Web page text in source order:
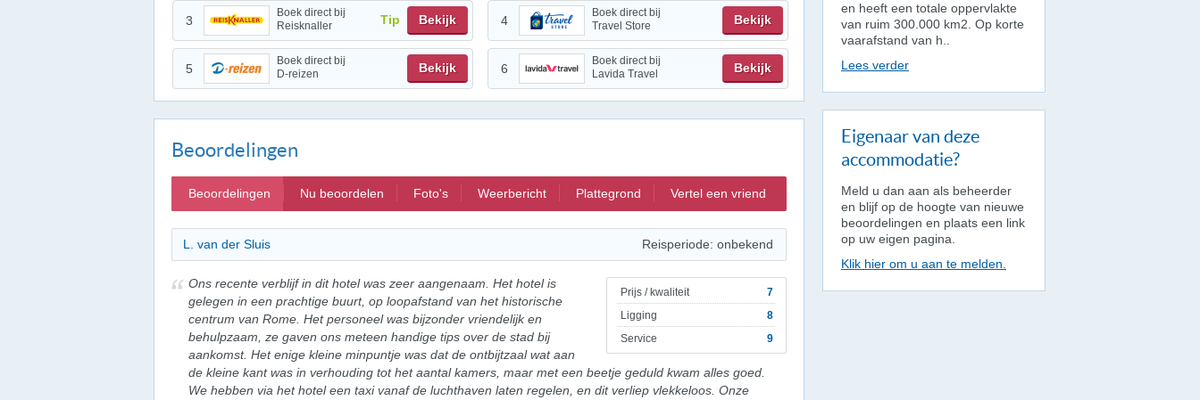
3
Boek direct bij
Reisknaller
Tip Bekijk 4
Boek direct bij
Travel Store
Bekijk
5
Boek direct bij
D-reizen
Bekijk 6
Boek direct bij
Lavida Travel
Bekijk
Beoordelingen
Beoordelingen Nu beoordelen Foto's Weerbericht Plattegrond Vertel een vriend
L. van der Sluis Reisperiode: onbekend
Prijs / kwaliteit
7
Ligging
8
Service
9
Ons recente verblijf in dit hotel was zeer aangenaam. Het hotel is
gelegen in een prachtige buurt, op loopafstand van het historische
centrum van Rome. Het personeel was bijzonder vriendelijk en
behulpzaam, ze gaven ons meteen handige tips over de stad bij
aankomst. Het enige kleine minpuntje was dat de ontbijtzaal wat aan
de kleine kant was in verhouding tot het aantal kamers, maar met een beetje geduld kwam alles goed.
We hebben via het hotel een taxi vanaf de luchthaven laten regelen, en dit verliep vlekkeloos. Onze
en heeft een totale oppervlakte
van ruim 300.000 km2. Op korte
vaarafstand van h..
Lees verder
Eigenaar van deze
accommodatie?
Meld u dan aan als beheerder
en blijf op de hoogte van nieuwe
beoordelingen en plaats een link
op uw eigen pagina.
Klik hier om u aan te melden.